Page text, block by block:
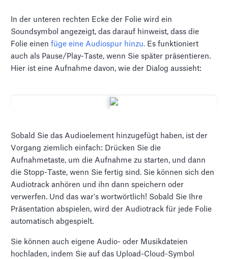
In der unteren rechten Ecke der Folie wird ein
Soundsymbol angezeigt, das darauf hinweist, dass die
Folie einenfüge eine Audiospur hinzu. Es funktioniert
auch als Pause/Play-Taste, wenn Sie später präsentieren.
Hier ist eine Aufnahme davon, wie der Dialog aussieht:
Sobald Sie das Audioelement hinzugefügt haben, ist der
Vorgang ziemlich einfach: Drücken Sie die
Aufnahmetaste, um die Aufnahme zu starten, und dann
die Stopp-Taste, wenn Sie fertig sind. Sie können sich den
Audiotrack anhören und ihn dann speichern oder
verwerfen. Und das war's wortwörtlich! Sobald Sie Ihre
Präsentation abspielen, wird der Audiotrack für jede Folie
automatisch abgespielt.
Sie können auch eigene Audio- oder Musikdateien
hochladen, indem Sie auf das Upload-Cloud-Symbol